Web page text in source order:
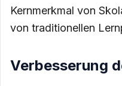
Kernmerkmal von
von traditionellen
Verbesserung